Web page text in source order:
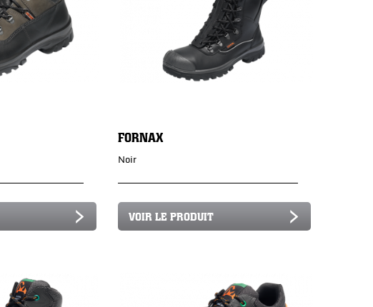
FORNAX
Noir
VOIR LE PRODUIT